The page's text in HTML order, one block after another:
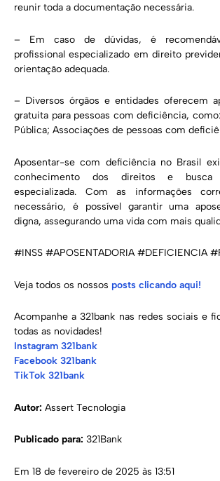
reunir toda a documentação necessária.
– Em caso de dúvidas, é
profissional especializado em direito
orientação adequada.
– Diversos órgãos e entidades oferecem
gratuita para pessoas com deficiência,
Pública; Associações de pessoas com
Aposentar-se com deficiência no Brasil
conhecimento dos direitos e busca
especializada. Com as informações
necessário, é possível garantir uma
digna, assegurando uma vida com mais
#INSS #APOSENTADORIA #DEFICIENCIA
Veja todos os nossos posts clicando aqui!
Acompanhe a 321bank nas redes sociais e
todas as novidades!
Instagram 321bank
Facebook 321bank
TikTok 321bank
Autor: Assert Tecnologia
Publicado para: 321Bank
Em 18 de fevereiro de 2025 às 13:51